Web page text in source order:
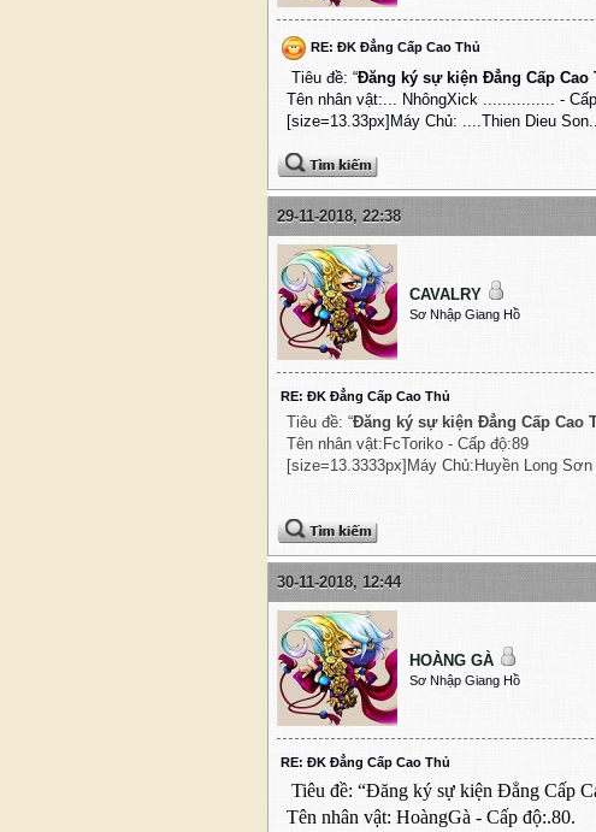
RE: ĐK Đẳng Cấp Cao Thủ
Tiêu đề: “Đăng ký sự kiện Đẳng Cấp Cao
Tên nhân vật:... NhôngXick ............... -
[size=13.33px]Máy Chủ: ....Thien Dieu
29-11-2018, 22:38
CAVALRY
Sơ Nhập Giang Hồ
RE: ĐK Đẳng Cấp Cao Thủ
Tiêu đề: “Đăng ký sự kiện Đẳng Cấp Cao
Tên nhân vật:FcToriko - Cấp độ:89
[size=13.3333px]Máy Chủ:Huyền Long
30-11-2018, 12:44
HOÀNG GÀ
Sơ Nhập Giang Hồ
RE: ĐK Đẳng Cấp Cao Thủ
Tiêu đề: “Đăng ký sự kiện Đẳng Cấp
Tên nhân vật: HoàngGà - Cấp độ:.80.